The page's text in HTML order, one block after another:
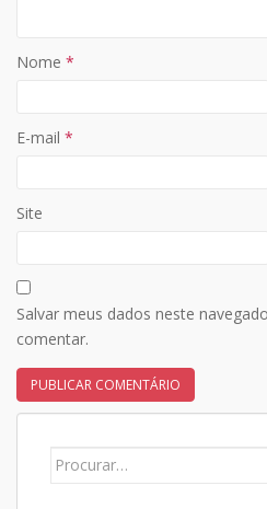
Nome *
E-mail *
Site
Salvar meus dados neste
comentar.
Search